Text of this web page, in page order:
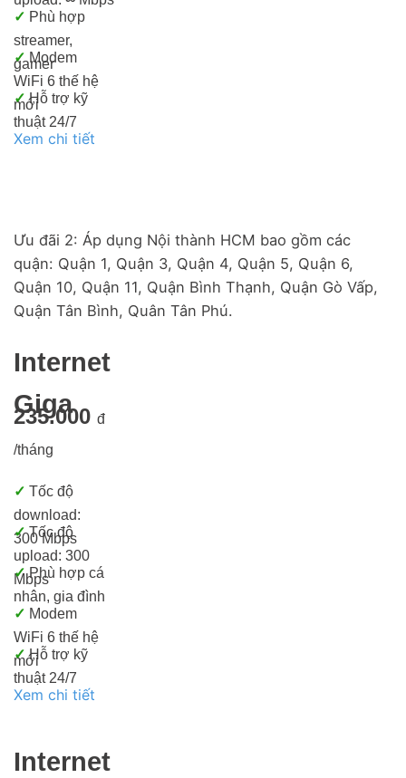
✓ Phù hợp
streamer,
gamer
✓Modem
WiFi 6 thế hệ
mới
✓Hỗ trợ kỹ
thuật 24/7
Xem chi tiết
Ưu đãi 2: Áp dụng Nội thành HCM bao gồm các
quận: Quận 1, Quận 3, Quận 4, Quận 5, Quận 6,
Quận 10, Quận 11, Quận Bình Thạnh, Quận Gò Vấp,
Quận Tân Bình, Quân Tân Phú.
Internet
Giga
235.000 đ
/tháng
✓ Tốc độ
download:
300 Mbps
✓Tốc độ
upload: 300
Mbps
✓Phù hợp cá
nhân, gia đình
✓ Modem
WiFi 6 thế hệ
mới
✓Hỗ trợ kỹ
thuật 24/7
Xem chi tiết
Internet